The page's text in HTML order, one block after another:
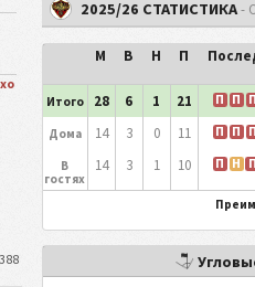
2025/26 СТАТИСТИКА-
М В Н П
Итого 28 6 1 21 П П П
Дома 14 3 0 11 П П П
В
гостях
14 3 1 10 П Н П